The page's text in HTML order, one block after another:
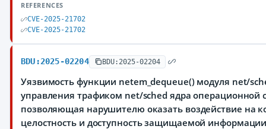
REFERENCES
CVE-2025-21702
CVE-2025-21702
BDU:2025-02204 BDU:2025-02204
Уязвимость функции netem_dequeue() модуля net/
управления трафиком net/sched ядра операционной
позволяющая нарушителю оказать воздействие на
целостность и доступность защищаемой